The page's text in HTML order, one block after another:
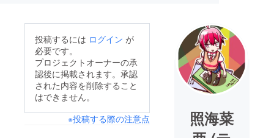
投稿するには ログイン が
必要です。
プロジェクトオーナーの承
認後に掲載されます。承認
された内容を削除すること
はできません。
※投稿する際の注意点
照海菜